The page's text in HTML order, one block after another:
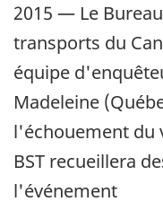
2015 — Le
transports du
équipe
Madeleine
l'échouement du
BST recueillera
l'événement